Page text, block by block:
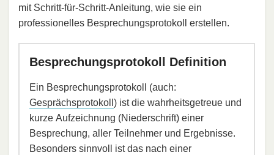
mit Schritt-für-Schritt-Anleitung, wie sie ein
professionelles Besprechungsprotokoll erstellen.
Besprechungsprotokoll Definition
Ein Besprechungsprotokoll (auch:
Gesprächsprotokoll ) ist die wahrheitsgetreue und
kurze Aufzeichnung (Niederschrift) einer
Besprechung, aller Teilnehmer und Ergebnisse.
Besonders sinnvoll ist das nach einer